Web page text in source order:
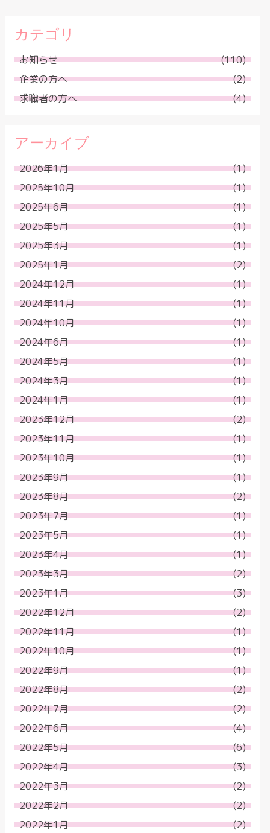
カテゴリ
お知らせ
(110)
企業の方へ
(2)
求職者の方へ
(4)
アーカイブ
2026年1月
(1)
2025年10月
(1)
2025年6月
(1)
2025年5月
(1)
2025年3月
(1)
2025年1月
(2)
2024年12月
(1)
2024年11月
(1)
2024年10月
(1)
2024年6月
(1)
2024年5月
(1)
2024年3月
(1)
2024年1月
(1)
2023年12月
(2)
2023年11月
(1)
2023年10月
(1)
2023年9月
(1)
2023年8月
(2)
2023年7月
(1)
2023年5月
(1)
2023年4月
(1)
2023年3月
(2)
2023年1月
(3)
2022年12月
(2)
2022年11月
(1)
2022年10月
(1)
2022年9月
(1)
2022年8月
(2)
2022年7月
(2)
2022年6月
(4)
2022年5月
(6)
2022年4月
(3)
2022年3月
(2)
2022年2月
(2)
2022年1月
(2)